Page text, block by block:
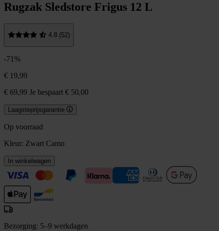
Rugzak Sledstore Frigus 12 L
4.8 (52)
-71%
€ 19,99
€ 69,99 Je bespaart € 50,00
Laagsteprijsgarantie
Op voorraad
Kleur: Zwart Camo
In winkelwagen
Bezorging: 5–9 werkdagen